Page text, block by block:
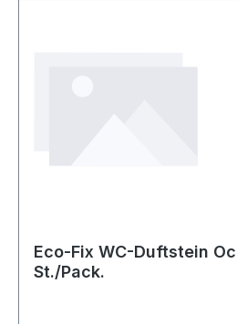
Eco-Fix WC-Duftstein
St./Pack.